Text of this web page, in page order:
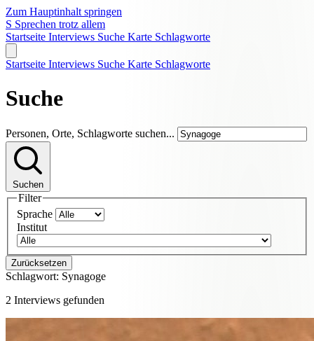
Zum Hauptinhalt springen
S Sprechen trotz allem
Startseite Interviews Suche Karte Schlagworte
Startseite Interviews Suche Karte Schlagworte
Suche
Personen, Orte, Schlagworte suchen...
Suchen
Filter
Sprache
Institut
Zurücksetzen
Schlagwort: Synagoge
2 Interviews gefunden